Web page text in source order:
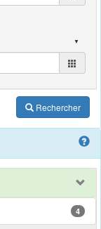
Rechercher
4